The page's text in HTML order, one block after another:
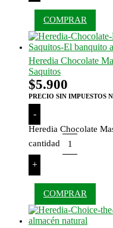
COMPRAR
Heredia Chocolate
Saquitos
$5.900
PRECIO SIN IMPUESTOS
-
Heredia Chocolate
cantidad
+
COMPRAR